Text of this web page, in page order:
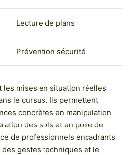
Lecture de plans
Prévention sécurité
les mises en situation réelles
le cursus. Ils permettent
concrètes en manipulation
des sols et en pose de
de professionnels encadrants
gestes techniques et le